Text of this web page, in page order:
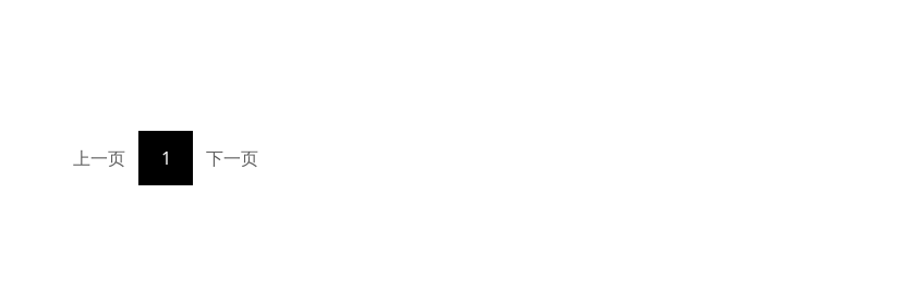
上一页 1 下一页